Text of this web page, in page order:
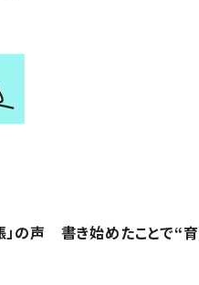
」の声 書き始めたことで“育